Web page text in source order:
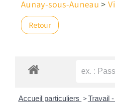
Aunay-sous-Auneau >
Retour
Accueil particuliers > Travail